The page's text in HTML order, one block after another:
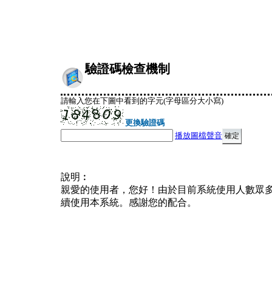
驗證碼檢查機制
請輸入您在下圖中看到的字元(字母區分大小寫)
更換驗證碼
播放圖檔聲音
說明︰
親愛的使用者，您好！由於目前系統使用人數眾
續使用本系統。感謝您的配合。